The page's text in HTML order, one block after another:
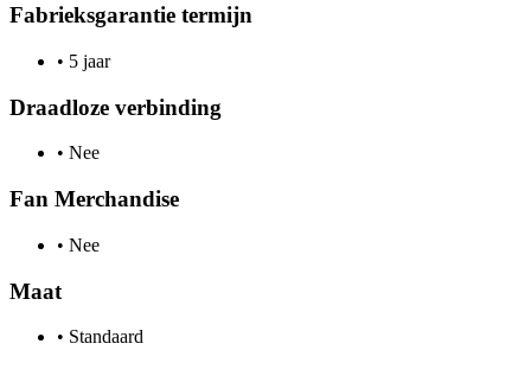
Fabrieksgarantie termijn
• 5 jaar
Draadloze verbinding
• Nee
Fan Merchandise
• Nee
Maat
• Standaard